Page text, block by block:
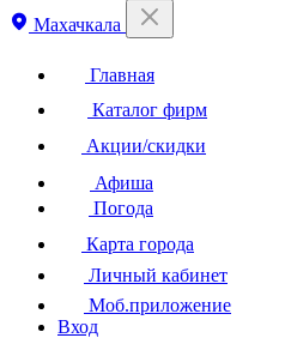
Махачкала
Главная
Каталог фирм
Акции/скидки
Афиша
Погода
Карта города
Личный кабинет
Моб.приложение
Вход